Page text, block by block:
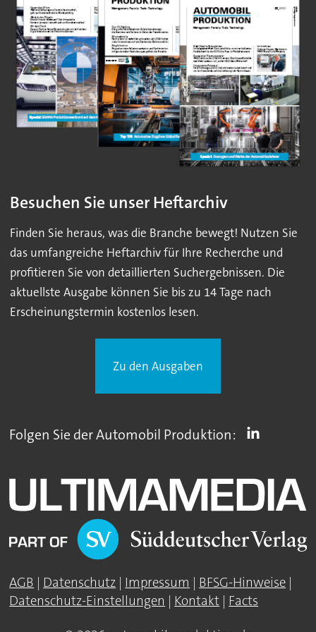
Besuchen Sie unser Heftarchiv
Finden Sie heraus, was die Branche bewegt! Nutzen Sie
das umfangreiche Heftarchiv für Ihre Recherche und
profitieren Sie von detaillierten Suchergebnissen. Die
aktuellste Ausgabe können Sie bis zu 14 Tage nach
Erscheinungstermin kostenlos lesen.
Zu den Ausgaben
Folgen Sie der Automobil Produktion:
AGB | Datenschutz | Impressum | BFSG-Hinweise |
Datenschutz-Einstellungen | Kontakt | Facts